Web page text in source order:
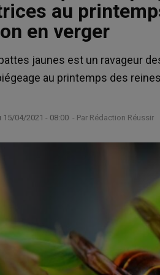
au
en verger
jaunes est un ravageur
au printemps des
15/04/2021 - 08:00 - Par Rédaction Réussir
Oignon
0,40 €/kg
cat. I, 60-80 mm , FranceAgriMer -
Poire
Banane
Rungis, le 07/08, Grossiste, DOM,